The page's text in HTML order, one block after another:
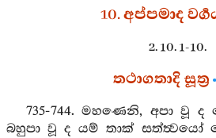
10. අප්පමාද
2. 10. 1-10.
තථාගතාදි සූත්‍ර
735-744. මහණෙනි, අපා වූ ද
බහුපා වූ ද යම් තාක් සත්ත්‍වයෝ